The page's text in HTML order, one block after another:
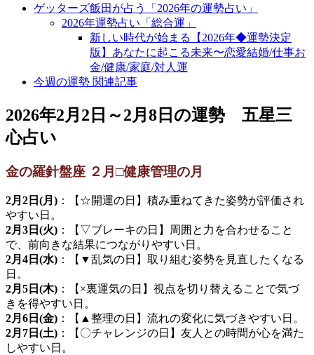
ゲッターズ飯田が占う「2026年の運勢占い」
2026年運勢占い「総合運」
新しい時代が始まる【2026年◆運勢決定
版】あなたに起こる未来〜恋愛結婚/仕事お
金/健康/家庭/対人運
今週の運勢 関連記事
2026年2月2日～2月8日の運勢 五星三
心占い
金の羅針盤座 ２月□健康管理の月
2月2日(月) ：【☆開運の日】積み重ねてきた姿勢が評価され
やすい日。
2月3日(火) ：【▽ブレーキの日】周囲と力を合わせること
で、前向きな結果につながりやすい日。
2月4日(水) ：【▼乱気の日】取り組む姿勢を見直したくなる
日。
2月5日(木) ：【×裏運気の日】視点を切り替えることで気づ
きを得やすい日。
2月6日(金) ：【▲整理の日】流れの変化に気づきやすい日。
2月7日(土) ：【〇チャレンジの日】友人との時間が心を満た
しやすい日。